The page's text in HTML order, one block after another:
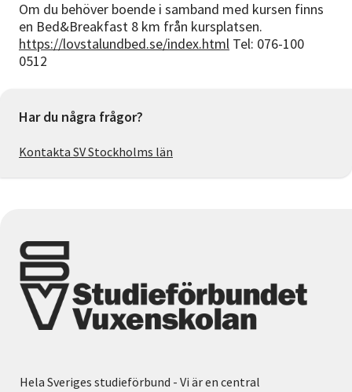
Om du behöver boende i samband med kursen finns
en Bed&Breakfast 8 km från kursplatsen.
https://lovstalundbed.se/index.html Tel: 076-100
0512
Har du några frågor?
Kontakta SV Stockholms län
Hela Sveriges studieförbund - Vi är en central